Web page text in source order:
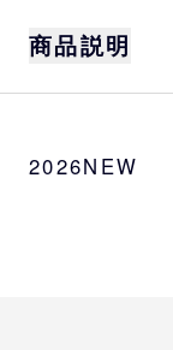
商品説明
おなじみのキ
2026NEW